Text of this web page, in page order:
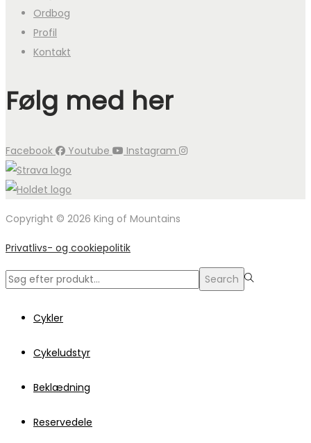
Ordbog
Profil
Kontakt
Følg med her
Facebook Youtube Instagram
Copyright © 2026 King of Mountains
Privatlivs- og cookiepolitik
Search
Search
Cykler
Cykeludstyr
Beklædning
Reservedele